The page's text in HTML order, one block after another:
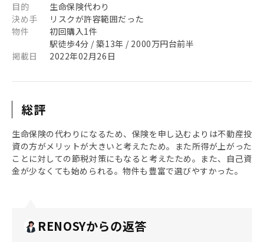
目的
生命保険代わり
決め手
リスクが許容範囲だった
物件
初回購入1件
駅徒歩4分 / 築13年 / 2000万円台前半
掲載日
2022年02月26日
総評
生命保険の代わりになるため、保険を申し込むよりは不動産投
資の方がメリットが大きいと考えたため。また所得が上がった
ことに対しての節税対策にもなると考えたため。また、自己資
金が少なくても始められる。物件も豊富で選びやすかった。
RENOSYからの返答